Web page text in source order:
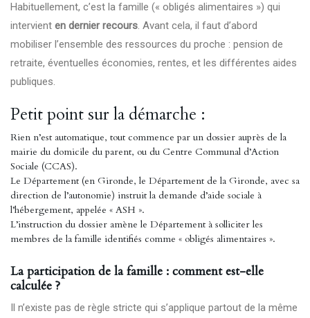
Habituellement, c’est la famille (« obligés alimentaires ») qui
intervient en dernier recours. Avant cela, il faut d’abord
mobiliser l’ensemble des ressources du proche : pension de
retraite, éventuelles économies, rentes, et les différentes aides
publiques.
Petit point sur la démarche :
Rien n’est automatique, tout commence par un dossier auprès de la
mairie du domicile du parent, ou du Centre Communal d’Action
Sociale (CCAS).
Le Département (en Gironde, le Département de la Gironde, avec sa
direction de l’autonomie) instruit la demande d’aide sociale à
l’hébergement, appelée « ASH ».
L’instruction du dossier amène le Département à solliciter les
membres de la famille identifiés comme « obligés alimentaires ».
La participation de la famille : comment est-elle
calculée ?
Il n’existe pas de règle stricte qui s’applique partout de la même